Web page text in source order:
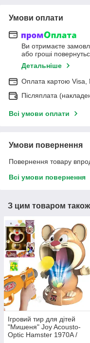
Умови оплати
Ви отримаєте
або гроші
Детальніше
Оплата картою Visa,
Післяплата
Всі умови оплати
Умови повернення
Повернення товару
Всі умови повернення
З цим товаром
Ігровий тир для дітей
"Мишеня" Joy Acousto-
Optic Hamster 1970A /